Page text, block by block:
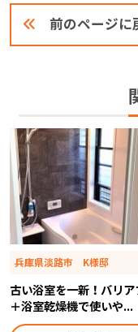
前のページに
兵庫県淡路市 K様邸
古い浴室を一新！バリア
＋浴室乾燥機で使いや...